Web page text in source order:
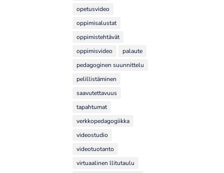
opetusvideo
oppimisalustat
oppimistehtävät
oppimisvideo
palaute
pedagoginen suunnittelu
pelillistäminen
saavutettavuus
tapahtumat
verkkopedagogiikka
videostudio
videotuotanto
virtuaalinen llitutaulu